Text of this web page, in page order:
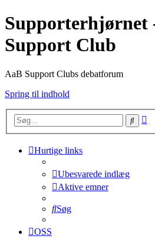
Supporterhjørnet
Support Club
AaB Support Clubs debatforum
Spring til indhold
Søg
Hurtige links
Ubesvarede indlæg
Aktive emner
Søg
OSS